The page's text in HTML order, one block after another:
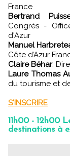
France
Bertrand
Congrès -
d'Azur
Manuel
Côte d’Azur
Claire Béhar,
Laure Thomas
du tourisme et
S'INSCRIRE
11h00 - 12h00
destinations à